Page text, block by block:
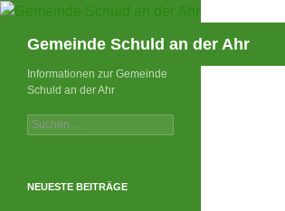
Gemeinde Schuld an der Ahr
Informationen zur Gemeinde
Schuld an der Ahr
Suchen
nach:
NEUESTE BEITRÄGE